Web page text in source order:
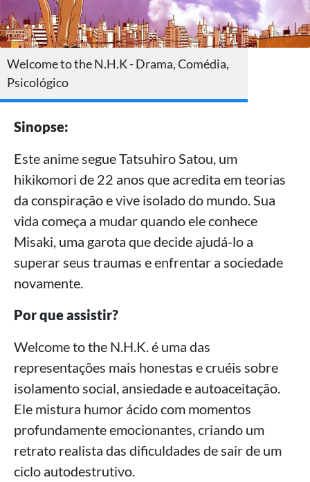
Welcome to the N.H.K - Drama, Comédia,
Psicológico
Sinopse:
Este anime segue Tatsuhiro Satou, um
hikikomori de 22 anos que acredita em teorias
da conspiração e vive isolado do mundo. Sua
vida começa a mudar quando ele conhece
Misaki, uma garota que decide ajudá-lo a
superar seus traumas e enfrentar a sociedade
novamente.
Por que assistir?
Welcome to the N.H.K. é uma das
representações mais honestas e cruéis sobre
isolamento social, ansiedade e autoaceitação.
Ele mistura humor ácido com momentos
profundamente emocionantes, criando um
retrato realista das dificuldades de sair de um
ciclo autodestrutivo.